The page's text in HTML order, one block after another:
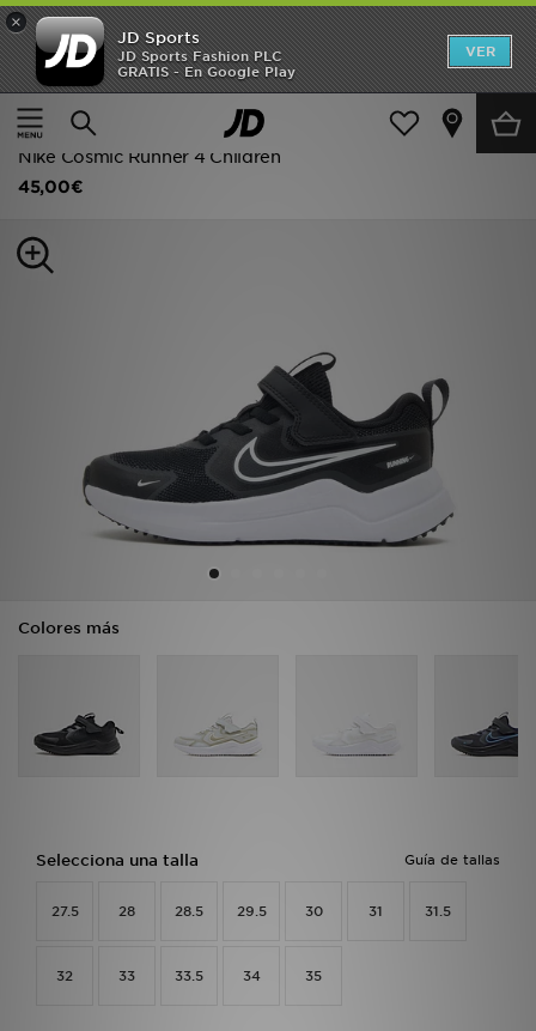
×
JD Sports
JD Sports Fashion PLC
GRATIS - En Google Play
VER
Página principal
Niños
Calzado infantil (tallas 28-35)
Nike Cosmic Runner 4 Children
45,00€
Colores más
Guía de tallas
Selecciona una talla
27.5 28 28.5 29.5 30 31 31.5
32 33 33.5 34 35
Hombre
Mujer
Niños
Estilo
Ofertas
TARJETA REGALO